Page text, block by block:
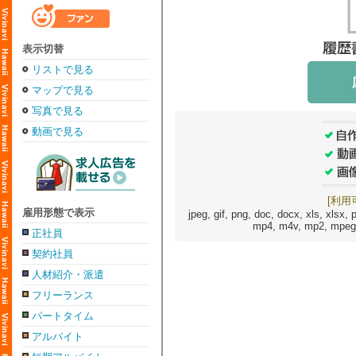
表示切替
リストで見る
マップで見る
写真で見る
動画で見る
雇用形態で表示
正社員
契約社員
人材紹介・派遣
フリーランス
パートタイム
アルバイト
[利用
jpeg, gif, png, doc, docx, xls, xlsx,
mp4, m4v, mp2,